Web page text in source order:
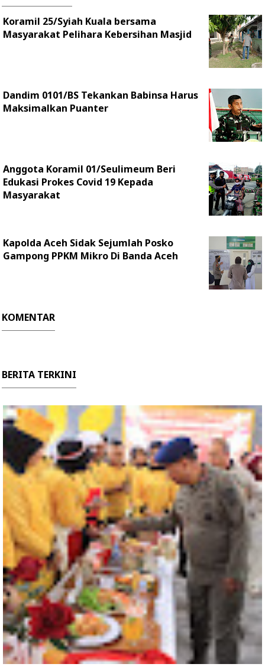
Koramil 25/Syiah Kuala bersama
Masyarakat Pelihara Kebersihan Masjid
Dandim 0101/BS Tekankan Babinsa Harus
Maksimalkan Puanter
Anggota Koramil 01/Seulimeum Beri
Edukasi Prokes Covid 19 Kepada
Masyarakat
Kapolda Aceh Sidak Sejumlah Posko
Gampong PPKM Mikro Di Banda Aceh
KOMENTAR
BERITA TERKINI